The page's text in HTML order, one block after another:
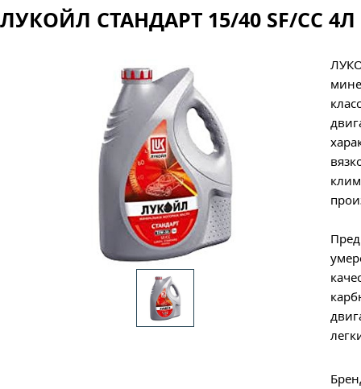
ЛУКОЙЛ СТАНДАРТ 15/40 SF/CC 4Л